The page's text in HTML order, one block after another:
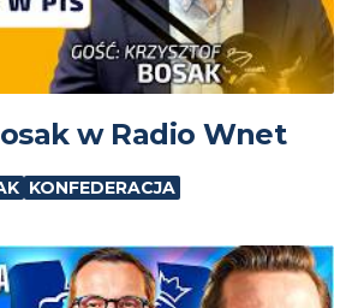
w Radio Wnet
KONFEDERACJA